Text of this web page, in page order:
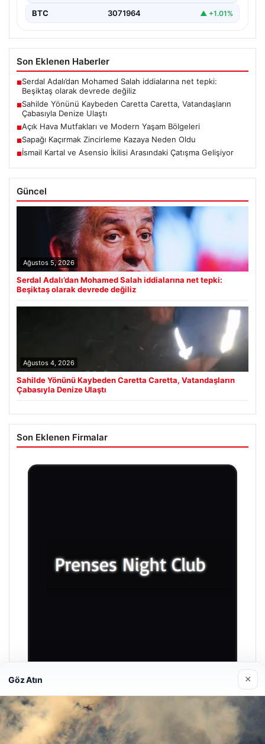
BTC 3071964 ▲ +1.01%
Son Eklenen Haberler
■Serdal Adalı’dan Mohamed Salah iddialarına net tepki:
Beşiktaş olarak devrede değiliz
■Sahilde Yönünü Kaybeden Caretta Caretta, Vatandaşların
Çabasıyla Denize Ulaştı
■Açık Hava Mutfakları ve Modern Yaşam Bölgeleri
■Sapağı Kaçırmak Zincirleme Kazaya Neden Oldu
■İsmail Kartal ve Asensio İkilisi Arasındaki Çatışma Gelişiyor
Güncel
Ağustos 5, 2026
Serdal Adalı’dan Mohamed Salah iddialarına net tepki:
Beşiktaş olarak devrede değiliz
Ağustos 4, 2026
Sahilde Yönünü Kaybeden Caretta Caretta, Vatandaşların
Çabasıyla Denize Ulaştı
Son Eklenen Firmalar
Prenses Night Club
Nisan 29, 2026
Göz Atın ×